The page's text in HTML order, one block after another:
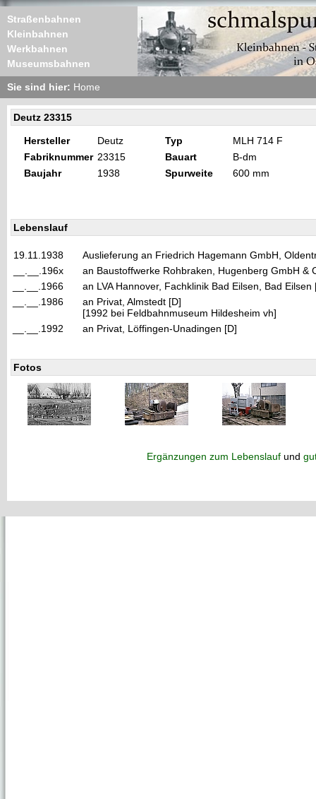
Straßenbahnen
Kleinbahnen
Werkbahnen
Museumsbahnen
Sie sind hier: Home
Deutz 23315
Hersteller Deutz Typ
MLH 714 F
Fabriknummer 23315 Bauart
B-dm
Baujahr
1938 Spurweite 600 mm
Lebenslauf
19.11.1938
Auslieferung an Friedrich Hagemann GmbH,
__.__.196x
an Baustoffwerke Rohbraken, Hugenberg GmbH &
__.__.1966
an LVA Hannover, Fachklinik Bad Eilsen, Bad
__.__.1986
an Privat, Almstedt [D]
[1992 bei Feldbahnmuseum Hildesheim vh]
__.__.1992
an Privat, Löffingen-Unadingen [D]
Fotos
Ergänzungen zum Lebenslaufund